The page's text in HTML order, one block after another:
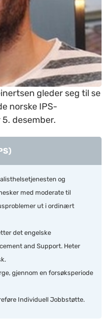
gleder seg til se
norske IPS-
desember.
og
med moderate til
ut i ordinært
det engelske
and Support. Heter
gjennom en forsøksperiode
Individuell Jobbstøtte.